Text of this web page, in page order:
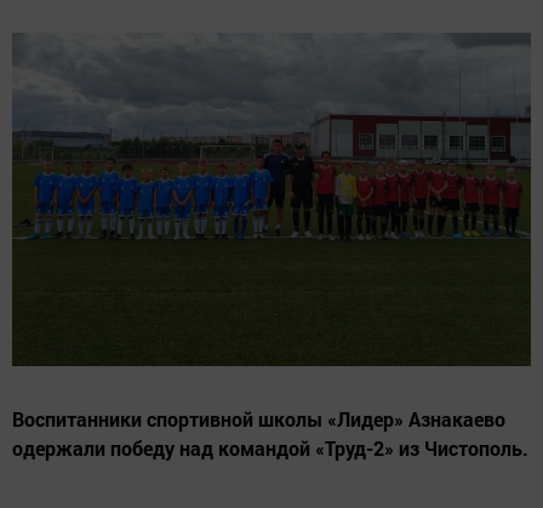
Воспитанники спортивной школы «Лидер» Азнакаево
одержали победу над командой «Труд-2» из Чистополь.